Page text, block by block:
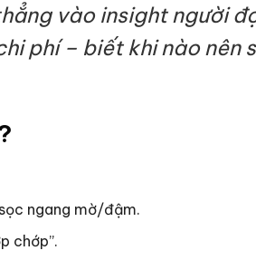
vào insight người
phí – biết khi nào nên
ngang mờ/đậm.
chớp”.